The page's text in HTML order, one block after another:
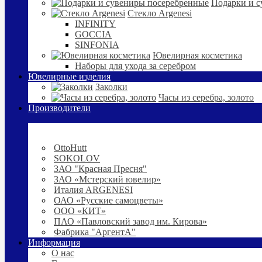
Подарки и
Стекло Argenesi
INFINITY
GOCCIA
SINFONIA
Ювелирная косметика
Наборы для ухода за серебром
Ювелирные изделия
Заколки
Часы из серебра, золото
Производители
OttoHutt
SOKOLOV
ЗАО "Красная Пресня"
ЗАО «Мстерский ювелир»
Италия ARGENESI
ОАО «Русские самоцветы»
ООО «КИТ»
ПАО «Павловский завод им. Кирова»
Фабрика "АргентА"
Информация
О нас